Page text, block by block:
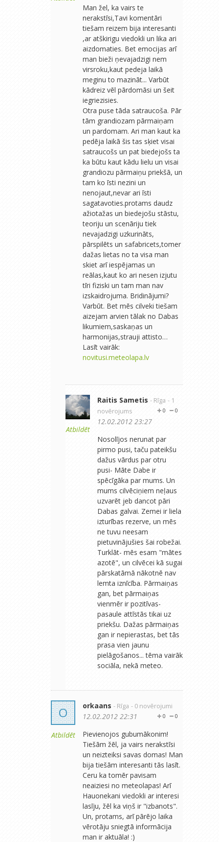
Man žel, ka vairs te
nerakstīsi,Tavi komentāri
tiešam reizem bija interesanti
,ar atškirigu viedokli un lika ari
aizdomaties. Bet emocijas arī
man bieži ņevajadzigi nem
virsroku,kaut pedeja laikā
meginu to mazināt... Varbūt
kādreiz vēl pārdomāsi un šeit
iegriezisies.
Otra puse tāda satraucoša. Pār
tām grandiozam pārmaiņam
un pardomam. Ari man kaut ka
pedēja laikā šis tas sķiet visai
satraucošs un pat biedejošs ta
ka būtu kaut kādu lielu un visai
grandiozu pārmaiņu priekšā, un
tam ko īsti nezini un
nenojaut,nevar ari īsti
sagatavoties.protams daudz
ažiotažas un biedejošu stāstu,
teoriju un scenāriju tiek
nevajadzigi uzkurināts,
pārspilēts un safabricets,tomer
dažas lietas no ta visa man
skiet arī iespējamas un
reālas,kaut ko ari nesen izjutu
tīri fiziski un tam man nav
izskaidrojuma. Bridinājumi?
Varbūt. Bet mēs cilveki tiešam
aizejam arvien tālak no Dabas
likumiem,saskaņas un
harmonijas,strauji attisto…
Lasīt vairāk:
novitusi.meteolapa.lv
Atbildēt
Raitis Sametis - Rīga - 1
novērojums
0
0
12.02.2012 23:27
Nosolījos nerunat par
pirmo pusi, taču pateikšu
dažus vārdus par otru
pusi- Māte Dabe ir
spēcīgāka par mums. Un
mums cilvēciņiem neļaus
uzvarēt jeb dancot pāri
Dabas galvai. Zemei ir liela
izturības rezerve, un mēs
ne tuvu neesam
pietuvinājušies šai robežai.
Turklāt- mēs esam "mātes
azotē", un cilvēcei kā sugai
pārskatāmā nākotnē nav
lemta iznīcība. Pārmaiņas
gan, bet pārmaiņas
vienmēr ir pozitīvas-
pasaule attīstās tikai uz
priekšu. Dažas pārmaiņas
gan ir nepierastas, bet tās
prasa vien jaunu
pielāgošanos... tēma vairāk
sociāla, nekā meteo.
O
Atbildēt
orkaans - Rīga - 0 novērojumi
0
0
12.02.2012 22:31
Pievienojos gubumākonim!
Tiešām žēl, ja vairs nerakstīsi
un neizteiksi savas domas! Man
bija tiešām interesanti tās lasīt.
Ceru ka tomēr pavisam
neaiziesi no meteolapas! Arī
Hauonekani viedokli ar interesi
lasīju, žēl ka viņš ir "izbanots".
Un, protams, arī pārējo laika
vērotāju sniegtā informācija
man ir aktuāla! :)